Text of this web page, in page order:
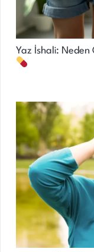
Yaz İshali: Neden